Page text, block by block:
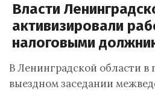
Власти
активизировали
налоговыми
В Ленинградской области в
выездном заседании